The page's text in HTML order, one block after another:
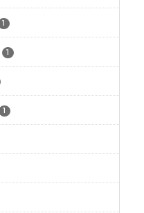
1
1
1